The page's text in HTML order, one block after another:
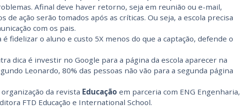
Afinal deve haver retorno, seja em reunião ou e-mail,
de ação serão tomados após as críticas. Ou seja, a escola precisa
com os pais.
fidelizar o aluno e custo 5X menos do que a captação, defende o
dica é investir no Google para a página da escola aparecer na
Leonardo, 80% das pessoas não vão para a segunda página
da revista Educação em parceria com ENG Engenharia,
FTD Educação e International School.